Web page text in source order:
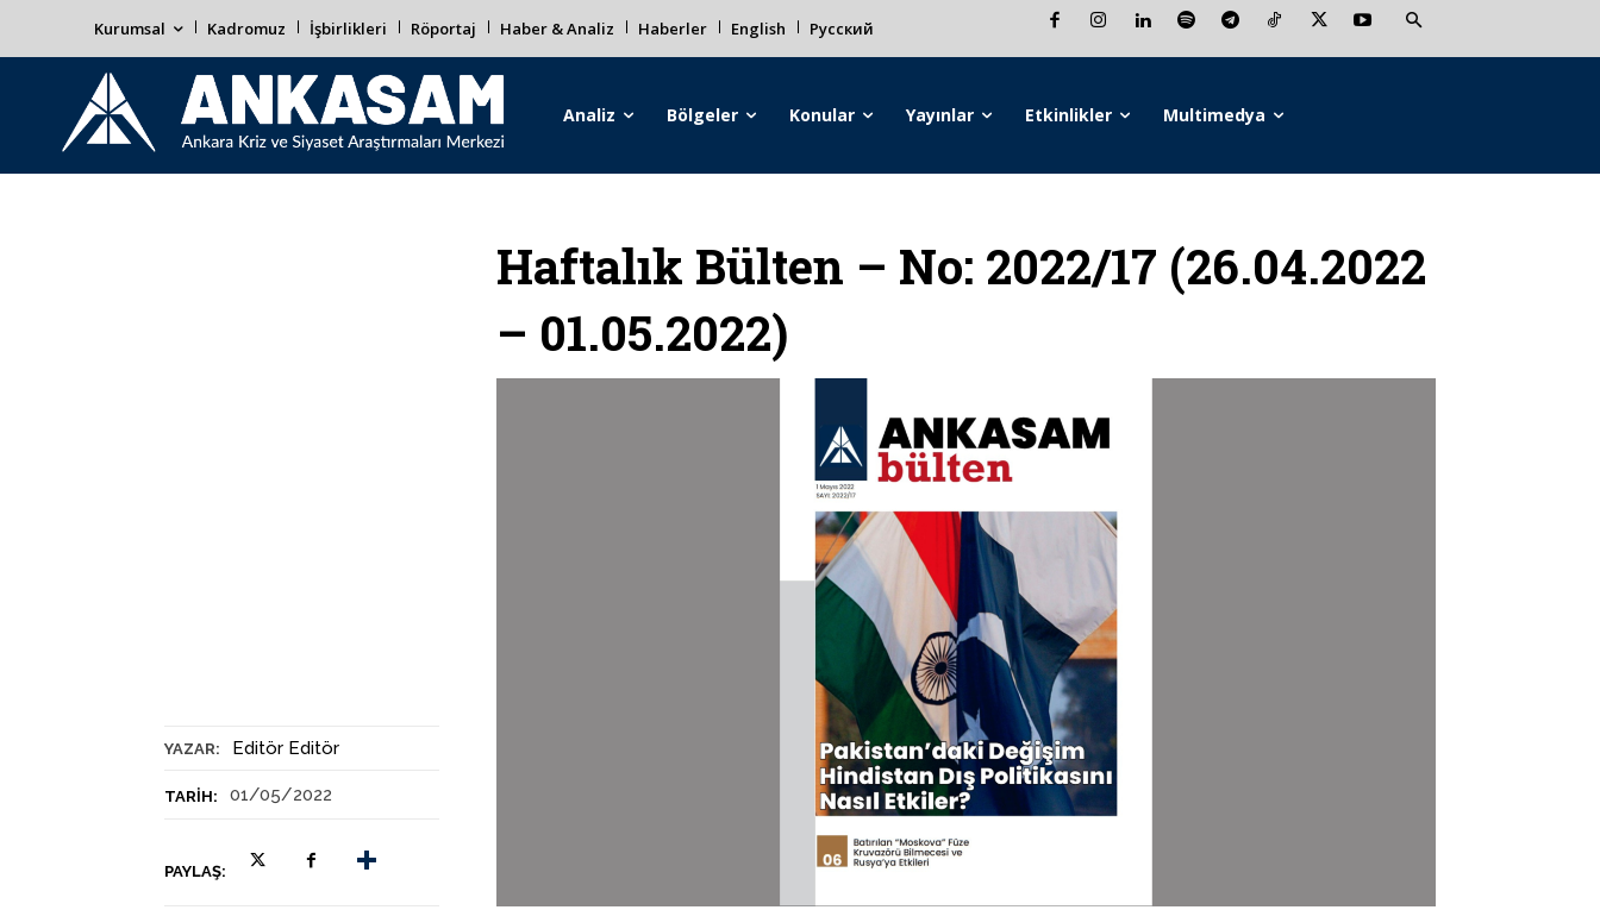
Kurumsal Kadromuz İşbirlikleri Röportaj Haber & Analiz Haberler English Русский
Analiz Bölgeler Konular Yayınlar Etkinlikler Multimedya
YAZAR: Editör Editör
TARIH: 01/05/2022
PAYLAŞ:
Haftalık Bülten – No: 2022/17 (26.04.2022
– 01.05.2022)